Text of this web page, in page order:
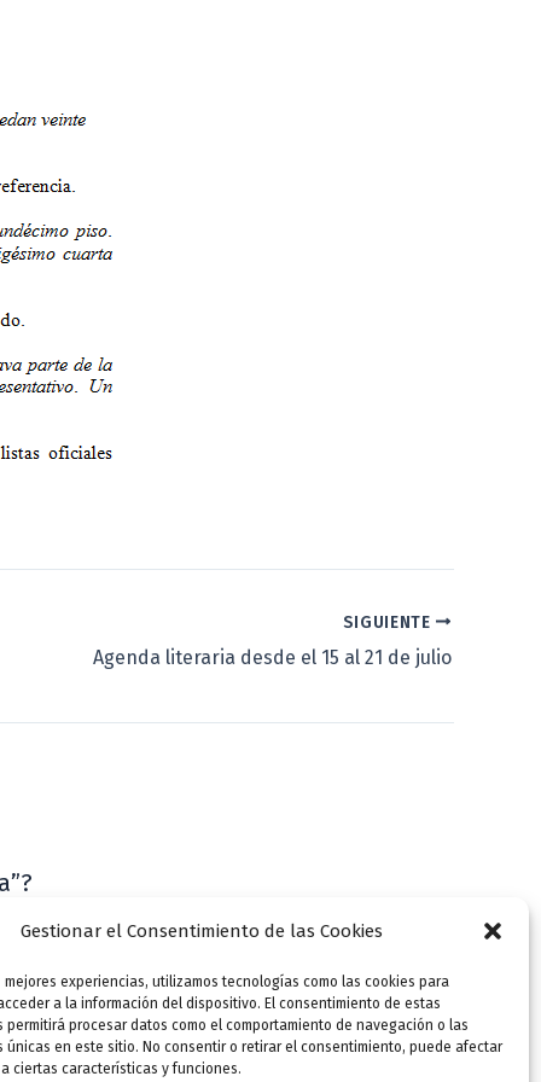
Gestionar el Consentimiento de las Cookies
mejores experiencias, utilizamos tecnologías como las cookies para
a la información del dispositivo. El consentimiento de estas
permitirá procesar datos como el comportamiento de navegación o las
únicas en este sitio. No consentir o retirar el consentimiento, puede afectar
ciertas características y funciones.
SIGUIENTE
Agenda literaria desde el 15 al 21 de julio
VLLensutinta